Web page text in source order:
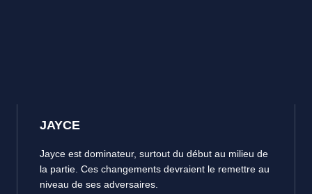
JAYCE
Jayce est dominateur, surtout du début au milieu de
la partie. Ces changements devraient le remettre au
niveau de ses adversaires.